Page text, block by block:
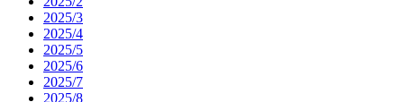
2025/3
2025/4
2025/5
2025/6
2025/7
2025/8